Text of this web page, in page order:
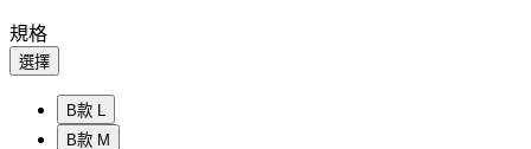
規格
選擇
B款 L
B款 M